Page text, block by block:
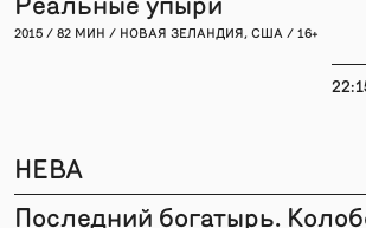
2015 / 82 МИН / НОВАЯ ЗЕЛАНДИЯ, США / 16+
НЕВА
Последний богатырь.